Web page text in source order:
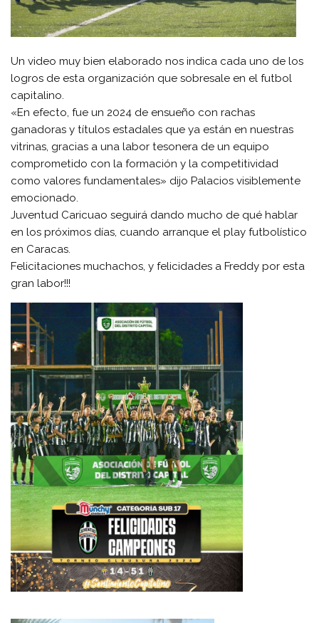
Un video muy bien elaborado nos indica cada uno de los
logros de esta organización que sobresale en el futbol
capitalino.
«En efecto, fue un 2024 de ensueño con rachas
ganadoras y títulos estadales que ya están en nuestras
vitrinas, gracias a una labor tesonera de un equipo
comprometido con la formación y la competitividad
como valores fundamentales» dijo Palacios visiblemente
emocionado.
Juventud Caricuao seguirá dando mucho de qué hablar
en los próximos días, cuando arranque el play futbolístico
en Caracas.
Felicitaciones muchachos, y felicidades a Freddy por esta
gran labor!!!